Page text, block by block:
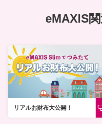
eMAXIS
リアルお財布大公開！